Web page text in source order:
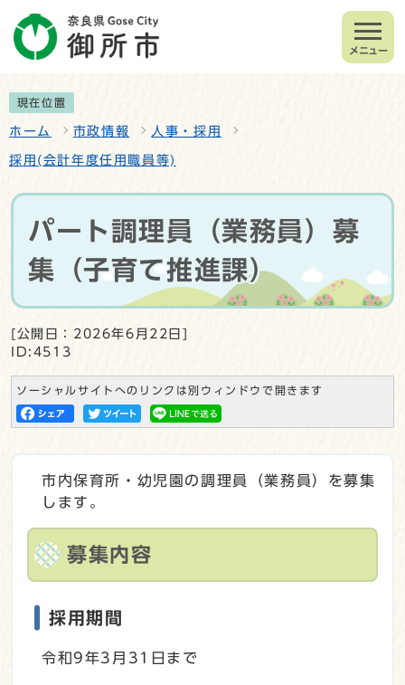
メニュー
現在位置
ホーム 市政情報 人事・採用
採用(会計年度任用職員等)
パート調理員（業務員）募
集（子育て推進課）
[公開日：2026年6月22日]
ID:4513
ソーシャルサイトへのリンクは別ウィンドウで開きます
市内保育所・幼児園の調理員（業務員）を募集
します。
募集内容
採用期間
令和9年3月31日まで